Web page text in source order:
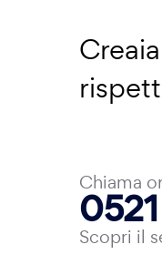
Chiama
Scopri il